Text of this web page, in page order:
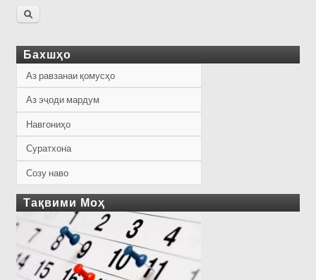
Бахшҳо
Аз равзанаи қомусҳо
Аз эҷоди мардум
Навгониҳо
Суратхона
Созу наво
Тақвими Моҳ